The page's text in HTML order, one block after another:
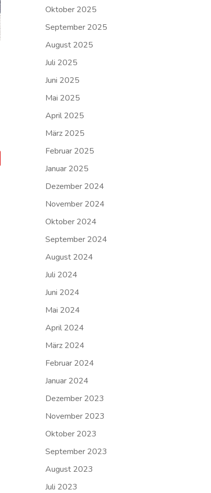
Oktober 2025
September 2025
August 2025
Juli 2025
Juni 2025
Mai 2025
April 2025
März 2025
Februar 2025
Januar 2025
Dezember 2024
November 2024
Oktober 2024
September 2024
August 2024
Juli 2024
Juni 2024
Mai 2024
April 2024
März 2024
Februar 2024
Januar 2024
Dezember 2023
November 2023
Oktober 2023
September 2023
August 2023
Juli 2023